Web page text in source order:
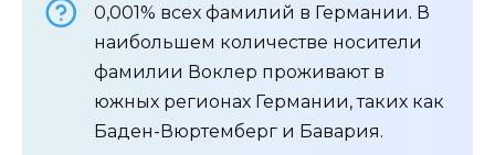
0,001% всех фамилий в Германии. В
наибольшем количестве носители
фамилии Воклер проживают в
южных регионах Германии, таких как
Баден-Вюртемберг и Бавария.